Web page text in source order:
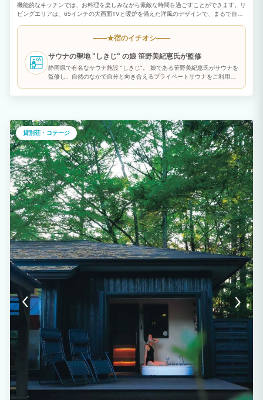
機能的なキッチンでは、お料理を楽しみながら素敵な時間を過ごすことができます。リ
ビングエリアは、65インチの大画面TVと暖炉を備えた洋風のデザインで、まるで自宅
人様4,400円 朝食 お一人様1,100円
★宿のイチオシ
サウナの聖地 "しきじ" の娘 笹野美紀恵氏が監修
静岡県で有名なサウナ施設 "しきじ"。 娘である笹野美紀恵氏がサウナを
監修し、自然のなかで自分と向き合えるプライベートサウナをご利用い
貸別荘・コテージ